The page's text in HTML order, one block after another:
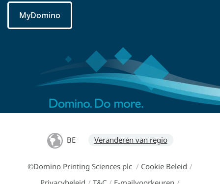
MyDomino
BE Veranderen van regio
©Domino Printing Sciences plc / Cookie Beleid /